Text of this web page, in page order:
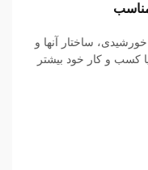
ساختار آنها و
کسب و کار خود بیشتر